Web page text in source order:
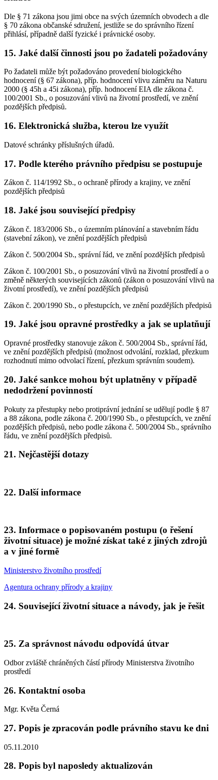
Dle § 71 zákona jsou jimi obce na svých územních obvodech a dle
§ 70 zákona občanské sdružení, jestliže se do správního řízení
přihlásí, případně další fyzické i právnické osoby.
15. Jaké další činnosti jsou po žadateli požadovány
Po žadateli může být požadováno provedení biologického
hodnocení (§ 67 zákona), příp. hodnocení vlivu záměru na Naturu
2000 (§ 45h a 45i zákona), příp. hodnocení EIA dle zákona č.
100/2001 Sb., o posuzování vlivů na životní prostředí, ve znění
pozdějších předpisů.
16. Elektronická služba, kterou lze využít
Datové schránky příslušných úřadů.
17. Podle kterého právního předpisu se postupuje
Zákon č. 114/1992 Sb., o ochraně přírody a krajiny, ve znění
pozdějších předpisů
18. Jaké jsou související předpisy
Zákon č. 183/2006 Sb., o územním plánování a stavebním řádu
(stavební zákon), ve znění pozdějších předpisů
Zákon č. 500/2004 Sb., správní řád, ve znění pozdějších předpisů
Zákon č. 100/2001 Sb., o posuzování vlivů na životní prostředí a o
změně některých souvisejících zákonů (zákon o posuzování vlivů na
životní prostředí), ve znění pozdějších předpisů
Zákon č. 200/1990 Sb., o přestupcích, ve znění pozdějších předpisů
19. Jaké jsou opravné prostředky a jak se uplatňují
Opravné prostředky stanovuje zákon č. 500/2004 Sb., správní řád,
ve znění pozdějších předpisů (možnost odvolání, rozklad, přezkum
rozhodnutí mimo odvolací řízení, přezkum správním soudem).
20. Jaké sankce mohou být uplatněny v případě
nedodržení povinností
Pokuty za přestupky nebo protiprávní jednání se udělují podle § 87
a 88 zákona, podle zákona č. 200/1990 Sb., o přestupcích, ve znění
pozdějších předpisů, nebo podle zákona č. 500/2004 Sb., správního
řádu, ve znění pozdějších předpisů.
21. Nejčastější dotazy
22. Další informace
23. Informace o popisovaném postupu (o řešení
životní situace) je možné získat také z jiných zdrojů
a v jiné formě
Ministerstvo životního prostředí
Agentura ochrany přírody a krajiny
24. Související životní situace a návody, jak je řešit
25. Za správnost návodu odpovídá útvar
Odbor zvláště chráněných částí přírody Ministerstva životního
prostředí
26. Kontaktní osoba
Mgr. Květa Černá
27. Popis je zpracován podle právního stavu ke dni
05.11.2010
28. Popis byl naposledy aktualizován